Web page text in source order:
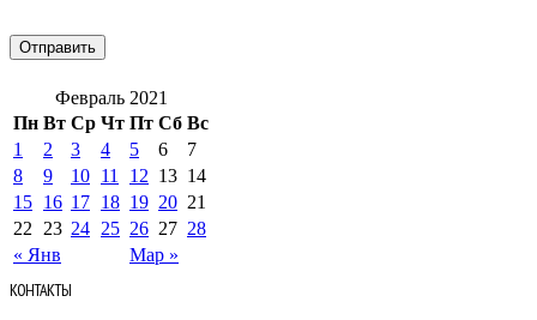
Февраль 2021
Пн Вт Ср Чт Пт Сб Вс
« Янв Мар »
1 2 3 4 5 6
7
8
9 10 11 12 13 14
15 16 17 18 19 20 21
22
23 24 25 26 27 28
КОНТАКТЫ